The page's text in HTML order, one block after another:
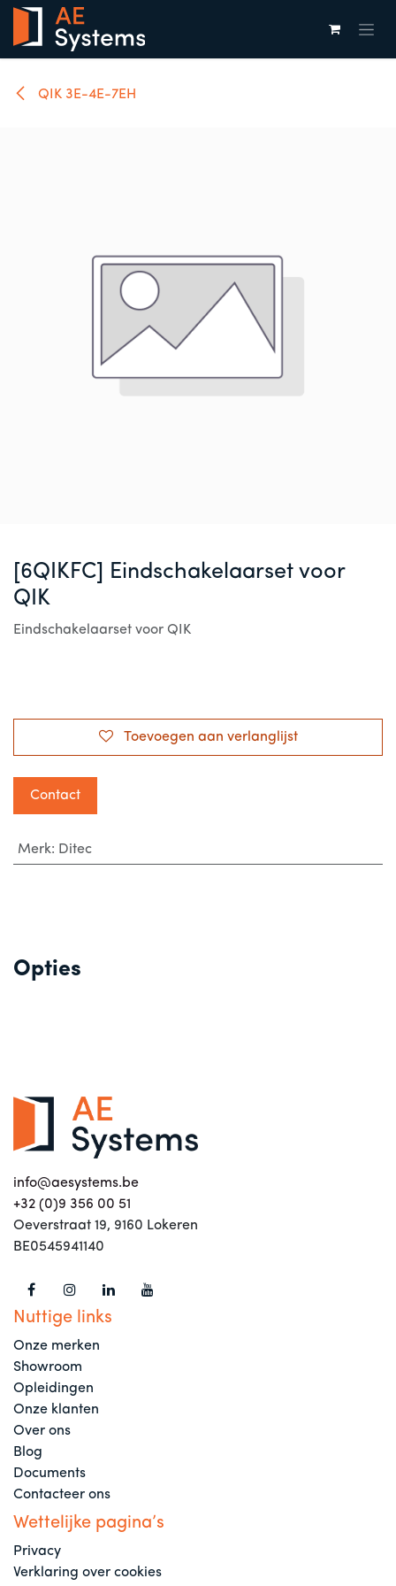
Overslaan naar inhoud
QIK 3E-4E-7EH
[6QIKFC] Eindschakelaarset voor
QIK
Eindschakelaarset voor QIK
Toevoegen aan verlanglijst
Contact
Merk: Ditec
Opties
info@aesystems.be
+32 (0)9 356 00 51
Oeverstraat 19, 9160 Lokeren
BE0545941140
Nuttige links
Onze merken
Showroom
Opleidingen
Onze klanten
Over ons
Blog
Documents
Contacteer ons
Wettelijke pagina’s
Privacy
Verklaring over cookies